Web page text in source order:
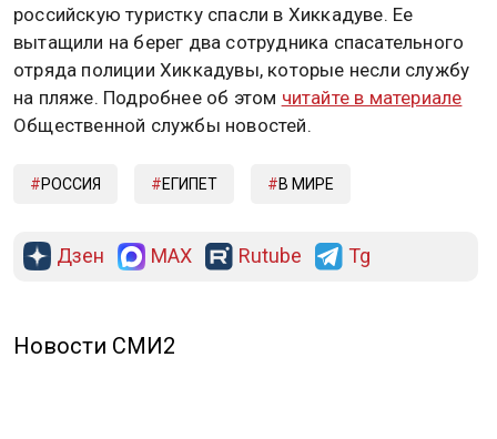
российскую туристку спасли в Хиккадуве. Ее
вытащили на берег два сотрудника спасательного
отряда полиции Хиккадувы, которые несли службу
на пляже. Подробнее об этом читайте в материале
Общественной службы новостей.
РОССИЯ ЕГИПЕТ В МИРЕ
Дзен MAX Rutube Tg
Новости СМИ2